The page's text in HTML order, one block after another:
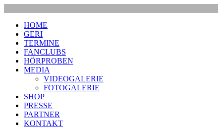
HOME
GERI
TERMINE
FANCLUBS
HÖRPROBEN
MEDIA
VIDEOGALERIE
FOTOGALERIE
SHOP
PRESSE
PARTNER
KONTAKT